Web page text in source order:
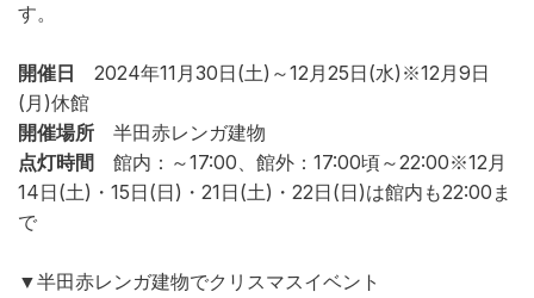
す。
開催日 2024年11月30日(土)～12月25日(水)※12月9日
(月)休館
開催場所 半田赤レンガ建物
点灯時間 館内：～17:00、館外：17:00頃～22:00※12月
14日(土)・15日(日)・21日(土)・22日(日)は館内も22:00ま
で
▼半田赤レンガ建物でクリスマスイベント